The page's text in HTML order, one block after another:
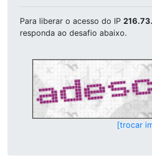
Para liberar o acesso do IP
responda ao desafio abaixo.
[trocar